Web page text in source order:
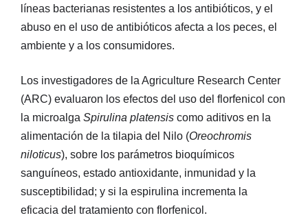
líneas bacterianas resistentes a los antibióticos, y el
abuso en el uso de antibióticos afecta a los peces, el
ambiente y a los consumidores.
Los investigadores de la Agriculture Research Center
(ARC) evaluaron los efectos del uso del florfenicol con
la microalga Spirulina platensis como aditivos en la
alimentación de la tilapia del Nilo (Oreochromis
niloticus), sobre los parámetros bioquímicos
sanguíneos, estado antioxidante, inmunidad y la
susceptibilidad; y si la espirulina incrementa la
eficacia del tratamiento con florfenicol.